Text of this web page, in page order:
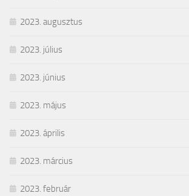
2023. augusztus
2023. július
2023. június
2023. május
2023. április
2023. március
2023. február